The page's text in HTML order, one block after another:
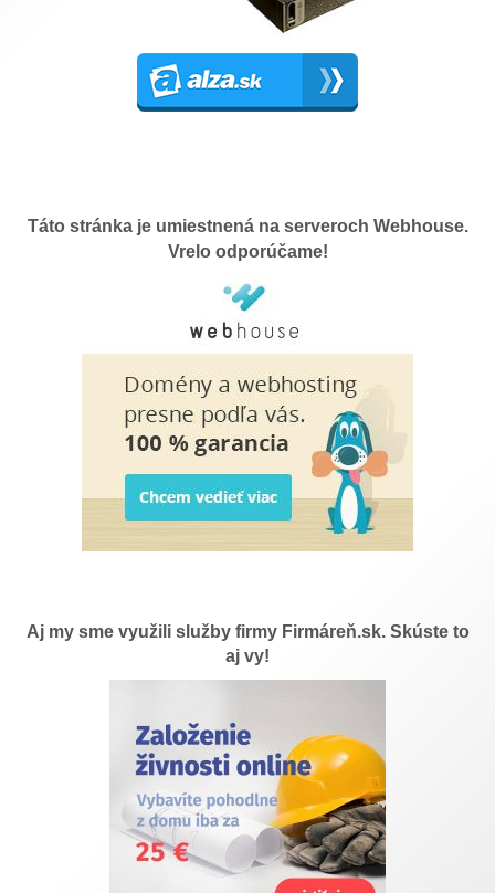
Táto stránka je umiestnená na serveroch Webhouse.
Vrelo odporúčame!
Aj my sme využili služby firmy Firmáreň.sk. Skúste to
aj vy!